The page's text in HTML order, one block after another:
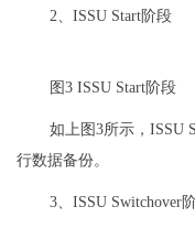
2、ISSU Start阶段
图3 ISSU Start阶段
如上图3所示，ISSU
行数据备份。
3、ISSU Switchover